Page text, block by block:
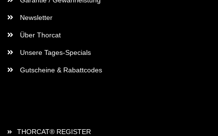
Newsletter
Über Thorcat
Unsere Tages-Specials
Gutscheine & Rabattcodes
THORCAT® REGISTER